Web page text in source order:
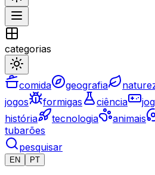
categorias
comida geografia
jogos
formigas ciência
história
tecnologia animais
tubarões
pesquisar
EN PT